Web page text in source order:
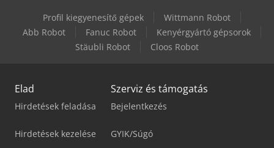
Profil kiegyenesítő gépek
Wittmann Robot
Abb Robot
Fanuc Robot
Kenyérgyártó gépsorok
Stäubli Robot
Cloos Robot
Elad
Hirdetések feladása
Hirdetések kezelése
Szerviz és támogatás
Bejelentkezés
GYIK/Súgó